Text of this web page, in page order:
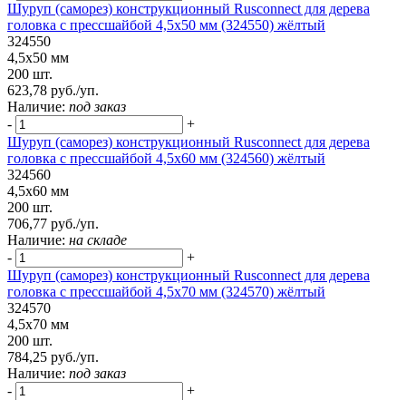
Шуруп (саморез) конструкционный Rusconnect для дерева
головка с прессшайбой 4,5х50 мм (324550) жёлтый
324550
4,5х50 мм
200 шт.
623,78 руб./уп.
Наличие: под заказ
-
+
Шуруп (саморез) конструкционный Rusconnect для дерева
головка с прессшайбой 4,5х60 мм (324560) жёлтый
324560
4,5х60 мм
200 шт.
706,77 руб./уп.
Наличие: на складе
-
+
Шуруп (саморез) конструкционный Rusconnect для дерева
головка с прессшайбой 4,5х70 мм (324570) жёлтый
324570
4,5х70 мм
200 шт.
784,25 руб./уп.
Наличие: под заказ
-
+